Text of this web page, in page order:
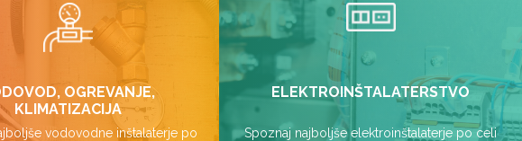
OGREVANJE,
KLIMATIZACIJA
vodovodne inštalaterje po
ELEKTROINŠTALATERSTVO
Spoznaj najboljše elektroinštalaterje po celi